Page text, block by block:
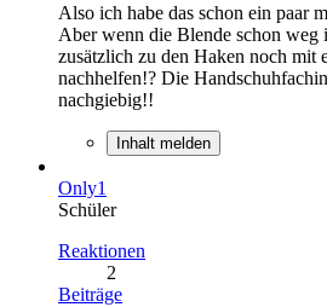
Also ich habe das schon ein paar
Aber wenn die Blende schon weg
zusätzlich zu den Haken noch mit
nachhelfen!? Die
nachgiebig!!
Inhalt melden
Only1
Schüler
Reaktionen
2
Beiträge